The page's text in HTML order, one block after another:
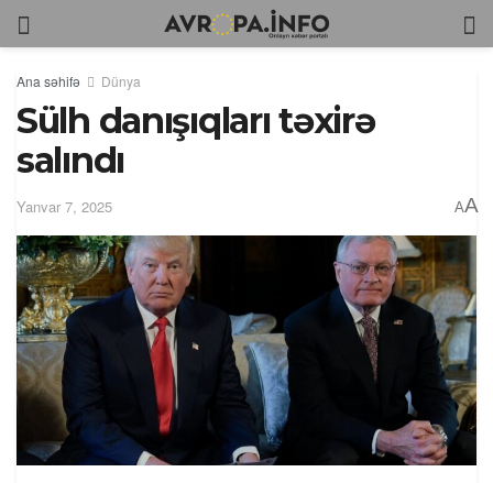
Ana səhifə Dünya
Sülh danışıqları təxirə
salındı
Yanvar 7, 2025 AA